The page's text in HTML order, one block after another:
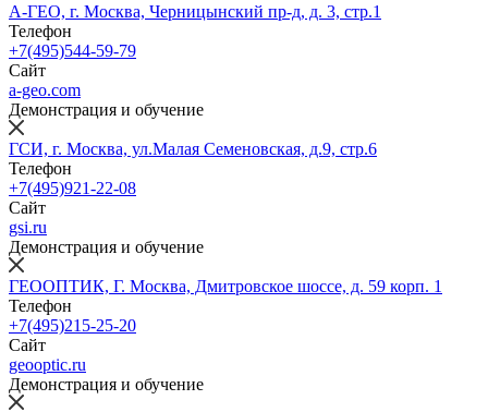
А-ГЕО, г. Москва, Черницынский пр-д, д. 3, стр.1
Телефон
+7(495)544-59-79
Сайт
a-geo.com
Демонстрация и обучение
ГСИ, г. Москва, ул.Малая Семеновская, д.9, стр.6
Телефон
+7(495)921-22-08
Сайт
gsi.ru
Демонстрация и обучение
ГЕООПТИК, Г. Москва, Дмитровское шоссе, д. 59 корп. 1
Телефон
+7(495)215-25-20
Сайт
geooptic.ru
Демонстрация и обучение